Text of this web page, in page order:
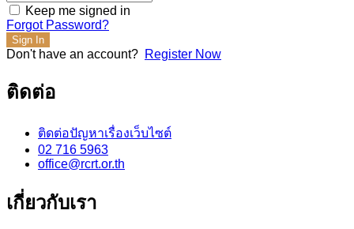
Keep me signed in
Forgot Password?
Sign In
Don't have an account? Register Now
ติดต่อ
ติดต่อปัญหาเรื่องเว็บไซต์
02 716 5963
office@rcrt.or.th
เกี่ยวกับเรา